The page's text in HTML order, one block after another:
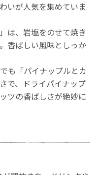
いが人気を集めていま
は、岩塩をのせて焼き
香ばしい風味としっか
も「パイナップルとカ
で、ドライパイナップ
ツの香ばしさが絶妙に